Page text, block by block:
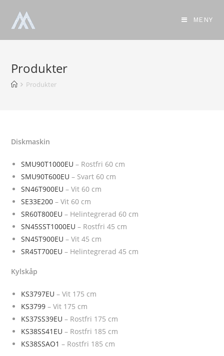
MENY
Produkter
Produkter
Diskmaskin
SMU90T1000EU – Rostfri 60 cm
SMU90T600EU – Svart 60 cm
SN46T900EU – Vit 60 cm
SE33E200 – Vit 60 cm
SR60T800EU – Helintegrerad 60 cm
SN45SST1000EU – Rostfri 45 cm
SN45T900EU – Vit 45 cm
SR45T700EU – Helintegrerad 45 cm
Kylskåp
KS3797EU – Vit 175 cm
KS3799 – Vit 175 cm
KS37SS39EU – Rostfri 175 cm
KS38SS41EU – Rostfri 185 cm
KS38SSAO1 – Rostfri 185 cm